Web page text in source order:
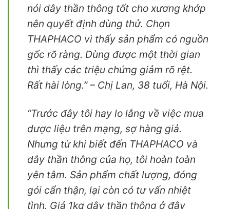
nói dây thần thông tốt cho xương khớp
nên quyết định dùng thử. Chọn
THAPHACO vì thấy sản phẩm có nguồn
gốc rõ ràng. Dùng được một thời gian
thì thấy các triệu chứng giảm rõ rệt.
Rất hài lòng.”– Chị Lan, 38 tuổi, Hà Nội.
“Trước đây tôi hay lo lắng về việc mua
dược liệu trên mạng, sợ hàng giả.
Nhưng từ khi biết đến THAPHACO và
dây thần thông của họ, tôi hoàn toàn
yên tâm. Sản phẩm chất lượng, đóng
gói cẩn thận, lại còn có tư vấn nhiệt
tình. Giá 1kg dây thần thông ở đây